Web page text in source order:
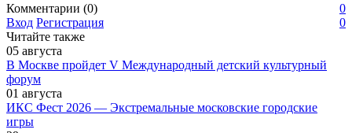
0
0
Комментарии (0)
Вход Регистрация
Читайте также
05 августа
В Москве пройдет V Международный детский культурный
форум
01 августа
ИКС Фест 2026 — Экстремальные московские городские
игры